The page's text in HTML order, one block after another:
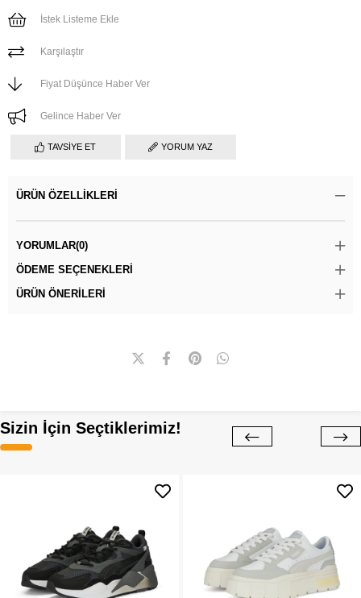
İstek Listeme Ekle
Karşılaştır
Fiyat Düşünce Haber Ver
Gelince Haber Ver
TAVSIYE ET YORUM YAZ
ÜRÜN ÖZELLIKLERI
YORUMLAR(0)
ÖDEME SEÇENEKLERI
ÜRÜN ÖNERILERI
Sizin İçin Seçtiklerimiz!